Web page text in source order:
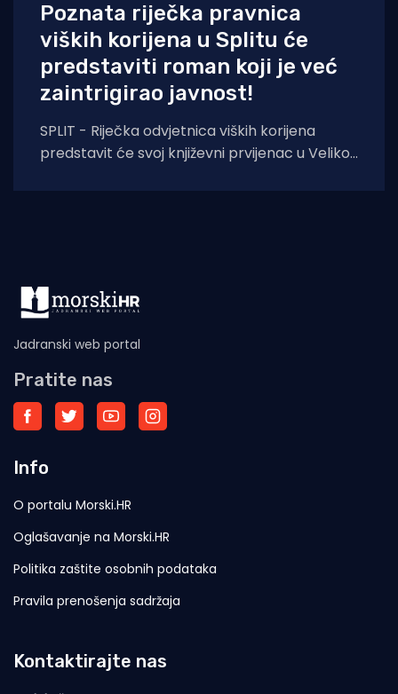
Poznata riječka pravnica
viških korijena u Splitu će
predstaviti roman koji je već
zaintrigirao javnost!
SPLIT - Riječka odvjetnica viških korijena
predstavit će svoj književni prvijenac u Velikoj
Jadranski web portal
Pratite nas
Info
O portalu Morski.HR
Oglašavanje na Morski.HR
Politika zaštite osobnih podataka
Pravila prenošenja sadržaja
Kontaktirajte nas